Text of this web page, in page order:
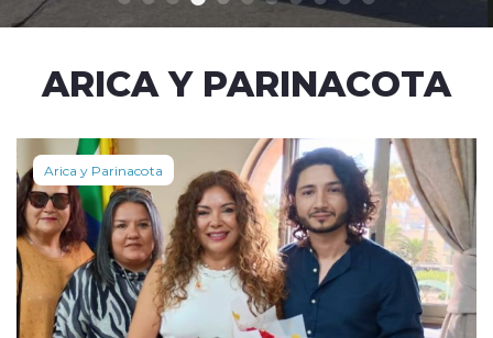
ARICA Y PARINACOTA
Arica y Parinacota